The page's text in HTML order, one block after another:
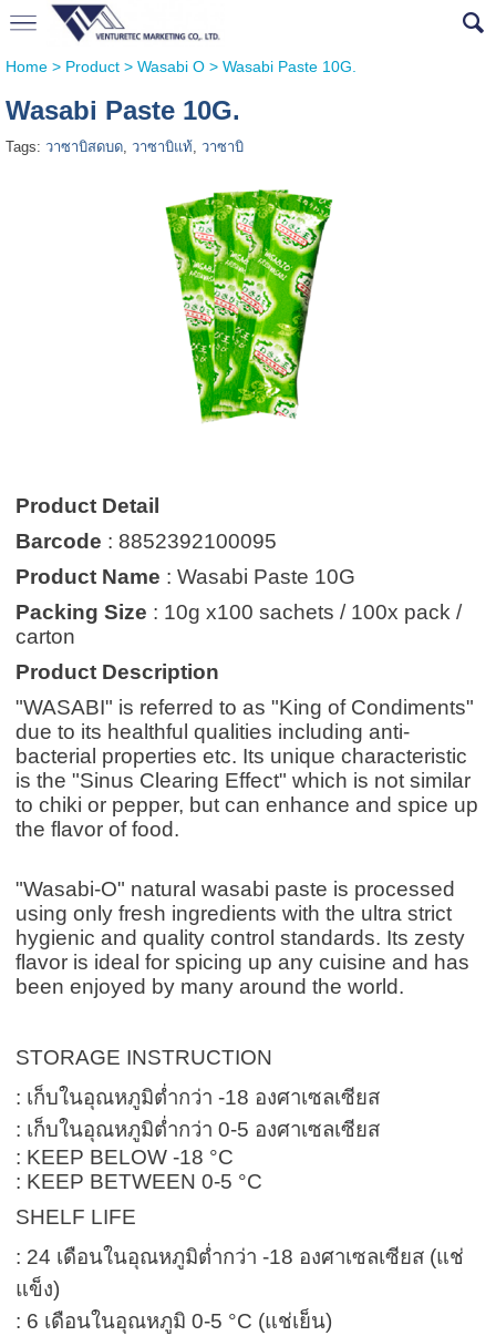
Home> Product> Wasabi O> Wasabi Paste 10G.
Wasabi Paste 10G.
Tags: วาซาบิสดบด, วาซาบิแท้, วาซาบิ
Product Detail
Barcode : 8852392100095
Product Name : Wasabi Paste 10G
Packing Size : 10g x100 sachets / 100x pack /
carton
Product Description
"WASABI" is referred to as "King of Condiments"
due to its healthful qualities including anti-
bacterial properties etc. Its unique characteristic
is the "Sinus Clearing Effect" which is not similar
to chiki or pepper, but can enhance and spice up
the flavor of food.
"Wasabi-O" natural wasabi paste is processed
using only fresh ingredients with the ultra strict
hygienic and quality control standards. Its zesty
flavor is ideal for spicing up any cuisine and has
been enjoyed by many around the world.
STORAGE INSTRUCTION
: เก็บในอุณหภูมิตํ่ากว่า -18 องศาเซลเซียส
: เก็บในอุณหภูมิตํ่ากว่า 0-5 องศาเซลเซียส
: KEEP BELOW -18 °C
: KEEP BETWEEN 0-5 °C
SHELF LIFE
: 24 เดือนในอุณหภูมิตํ่ากว่า -18 องศาเซลเซียส (แช่
แข็ง)
: 6 เดือนในอุณหภูมิ 0-5 °C (แช่เย็น)